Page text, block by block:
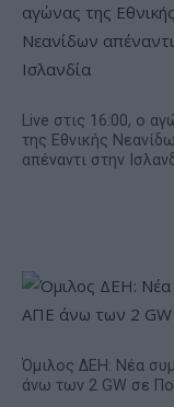
Live στις 16:00, ο
της Εθνικής
απέναντι στην
Όμιλος ΔΕΗ: Νέα
άνω των 2 GW σε